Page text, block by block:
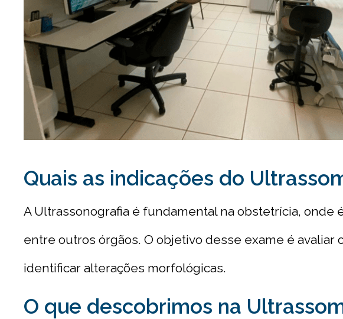
Quais as indicações do
A Ultrassonografia é fundamental na obstetrícia, onde
entre outros órgãos. O objetivo desse exame é
identificar alterações morfológicas.
O que descobrimos na